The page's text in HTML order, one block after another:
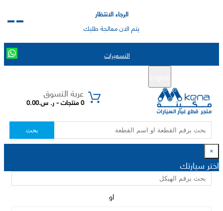
الرجاء الانتظار
يتم الان معالجة طلبك
التسعيرات
عربة التسوق
0 منتجات - ر. س.0.00
بحث
×
اختر سيارتك
او